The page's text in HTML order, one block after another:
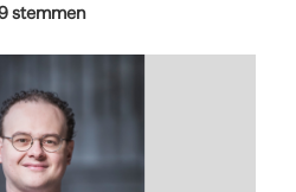
stemmen